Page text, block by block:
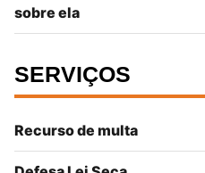
sobre ela
SERVIÇOS
Recurso de multa